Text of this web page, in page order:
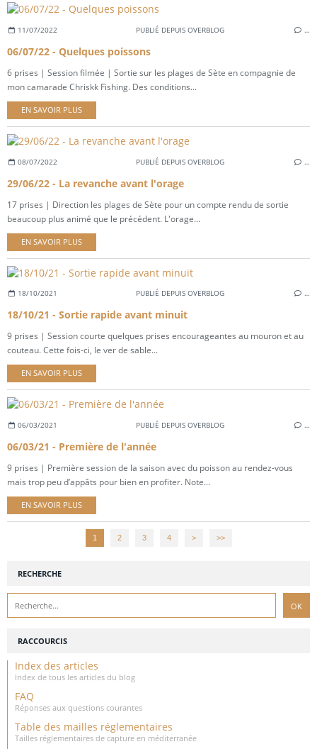
11/07/2022 PUBLIÉ DEPUIS OVERBLOG …
06/07/22 - Quelques poissons
6 prises | Session filmée | Sortie sur les plages de Sète en compagnie de
mon camarade Chriskk Fishing. Des conditions...
EN SAVOIR PLUS
08/07/2022 PUBLIÉ DEPUIS OVERBLOG …
29/06/22 - La revanche avant l'orage
17 prises | Direction les plages de Sète pour un compte rendu de sortie
beaucoup plus animé que le précédent. L'orage...
EN SAVOIR PLUS
18/10/2021 PUBLIÉ DEPUIS OVERBLOG …
18/10/21 - Sortie rapide avant minuit
9 prises | Session courte quelques prises encourageantes au mouron et au
couteau. Cette fois-ci, le ver de sable...
EN SAVOIR PLUS
06/03/2021 PUBLIÉ DEPUIS OVERBLOG …
06/03/21 - Première de l'année
9 prises | Première session de la saison avec du poisson au rendez-vous
mais trop peu d’appâts pour bien en profiter. Note...
EN SAVOIR PLUS
1 2 3 4 > >>
RECHERCHE
RACCOURCIS
Index des articles
Index de tous les articles du blog
FAQ
Réponses aux questions courantes
Table des mailles réglementaires
Tailles réglementaires de capture en méditerranée